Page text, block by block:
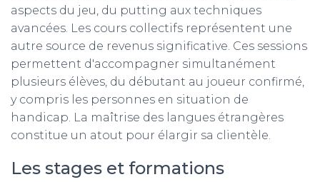
aspects du jeu, du putting aux techniques
avancées. Les cours collectifs représentent une
autre source de revenus significative. Ces sessions
permettent d'accompagner simultanément
plusieurs élèves, du débutant au joueur confirmé,
y compris les personnes en situation de
handicap. La maîtrise des langues étrangères
constitue un atout pour élargir sa clientèle.
Les stages et formations